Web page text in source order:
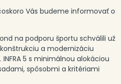
Vás budeme informovať o
na podporu športu schválili už
a modernizáciu
5 s minimálnou alokáciou
spôsobmi a kritériami